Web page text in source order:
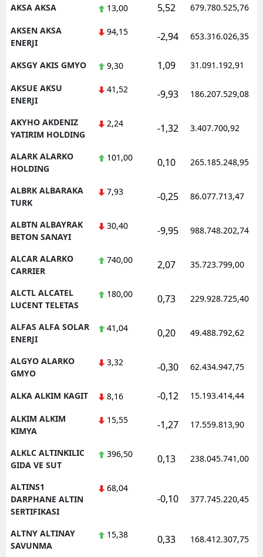
Sinop
Sivas
Trabzon
Uşak
Zonguldak
Aksaray
Batman
AKSA AKSA 13,00 5,52 679.780.525,76
AKSEN AKSA
ENERJI
94,15 -2,94 653.316.026,35
AKSGY AKIS GMYO 9,30 1,09 31.091.192,91
AKSUE AKSU
ENERJI
41,52 -9,93 186.207.529,08
AKYHO AKDENIZ
YATIRIM HOLDING
2,24 -1,32 3.407.700,92
ALARK ALARKO
HOLDING
101,00 0,10 265.185.248,95
ALBRK ALBARAKA
TURK
7,93 -0,25 86.077.713,47
ALBTN ALBAYRAK
BETON SANAYI
30,40 -9,95 988.748.202,74
ALCAR ALARKO
CARRIER
740,00 2,07 35.723.799,00
ALCTL ALCATEL
LUCENT TELETAS
180,00 0,73 229.928.725,40
ALFAS ALFA SOLAR
ENERJI
41,04 0,20 49.488.792,62
ALGYO ALARKO
GMYO
3,32 -0,30 62.434.947,75
ALKA ALKIM KAGIT 8,16 -0,12 15.193.414,44
ALKIM ALKIM
KIMYA
15,55 -1,27 17.559.813,90
ALKLC ALTINKILIC
GIDA VE SUT
396,50 0,13 238.045.741,00
ALTINS1
DARPHANE ALTIN
SERTIFIKASI
68,04
-0,10 377.745.220,45
ALTNY ALTINAY
SAVUNMA
15,38 0,33 168.412.307,75